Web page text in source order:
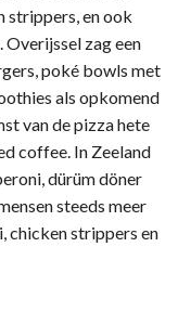
strippers, en ook
zag een
poké bowls met
als opkomend
van de pizza hete
coffee. In Zeeland
dürüm döner
steeds meer
chicken strippers en